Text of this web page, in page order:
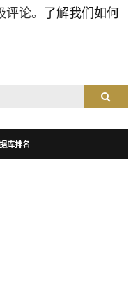
论。 了解我们如何
Search
库排名